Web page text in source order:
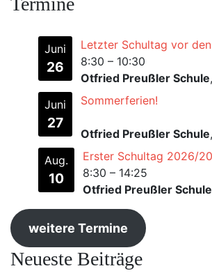
Juni
26
Letzter Schultag vor
8:30 – 10:30
Otfried Preußler Schule
Juni
27
Sommerferien!
Otfried Preußler Schule
Aug.
10
Erster Schultag 2026/
8:30 – 14:25
Otfried Preußler Schule
weitere Termine
Neueste Beiträge